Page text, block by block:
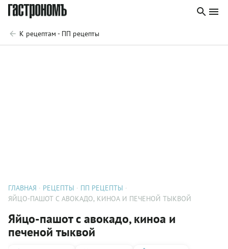
К рецептам - ПП рецепты
ГЛАВНАЯ РЕЦЕПТЫ
ПП РЕЦЕПТЫ
ЯЙЦО-ПАШОТ С АВОКАДО, КИНОА И ПЕЧЕНОЙ ТЫКВОЙ
Яйцо-пашот с авокадо, киноа и
печеной тыквой